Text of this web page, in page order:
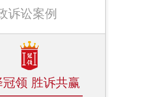
诉讼案例
冠领 胜诉共赢